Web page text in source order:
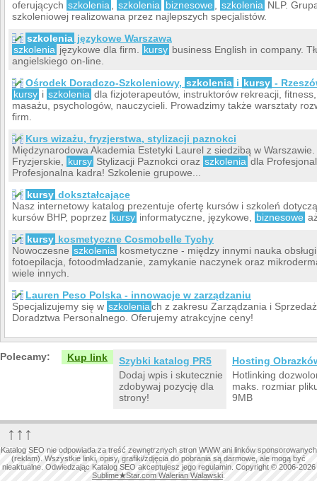
oferujących szkolenia szkolenia biznesowe szkolenia NLP.
szkoleniowej realizowana przez najlepszych specjalistów.
szkolenia językowe Warszawa
szkolenia językowe dla firm. kursy business English in company.
angielskiego on-line.
Ośrodek Doradczo-Szkoleniowy, szkolenia i kursy -
kursy i szkolenia dla fizjoterapeutów, instruktorów rekreacji,
masażu, psychologów, nauczycieli. Prowadzimy także warsztaty
firm.
Kurs wizażu, fryzjerstwa, stylizacji paznokci
Międzynarodowa Akademia Estetyki Laurel z siedzibą w
Fryzjerskie,
kursy Stylizacji Paznokci oraz szkolenia dla
Profesjonalna kadra! Szkolenie grupowe...
kursy dokształcające
Nasz internetowy katalog prezentuje ofertę kursów i szkoleń
kursów BHP, poprzez kursy informatyczne, językowe, biznesowe
kursy kosmetyczne Cosmobelle Tychy
Nowoczesne szkolenia kosmetyczne - między innymi nauka
fotoepilacja, fotoodmładzanie, zamykanie naczynek oraz
wiele innych.
Lauren Peso Polska - innowacje w zarządzaniu
Specjalizujemy się w szkoleniach z zakresu Zarządzania i
Doradztwa Personalnego. Oferujemy atrakcyjne ceny!
Polecamy: Kup link
Szybki katalog PR5
Dodaj wpis i skutecznie
zdobywaj pozycję dla
strony!
Hosting
Hotlinking
maks. rozmiar
9MB
↑↑↑
Katalog SEO nie odpowiada za treść zewnętrznych stron WWW ani linków sponsorowanych
(reklam). Wszystkie linki, opisy, grafiki/zdjęcia do pobrania są darmowe, ale mogą być
nieaktualne. Odwiedzając Katalog SEO akceptujesz jego regulamin. Copyright © 2006-2026
Sublime★Star.com Walerian Walawski